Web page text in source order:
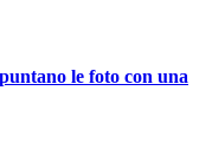
le foto con una